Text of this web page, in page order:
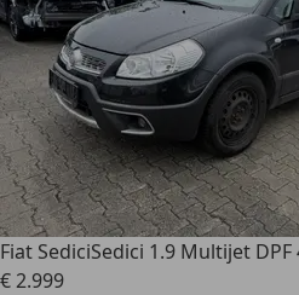
Fiat SediciSedici 1.9 Multijet DPF
€ 2.999